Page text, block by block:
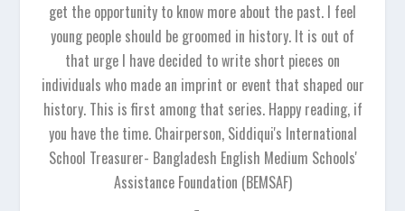
get the opportunity to know more about the past. I feel
young people should be groomed in history. It is out of
that urge I have decided to write short pieces on
individuals who made an imprint or event that shaped our
history. This is first among that series. Happy reading, if
you have the time. Chairperson, Siddiqui's International
School Treasurer- Bangladesh English Medium Schools'
Assistance Foundation (BEMSAF)